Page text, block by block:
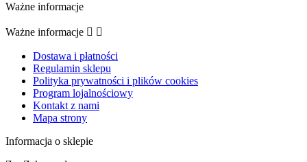
Ważne informacje
Ważne informacje  
Dostawa i płatności
Regulamin sklepu
Polityka prywatności i plików cookies
Program lojalnościowy
Kontakt z nami
Mapa strony
Informacja o sklepie